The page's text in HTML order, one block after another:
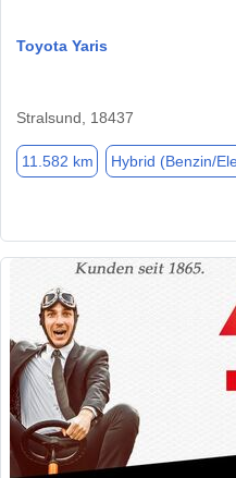
Toyota Yaris
Stralsund, 18437
11.582 km Hybrid (Benzin/